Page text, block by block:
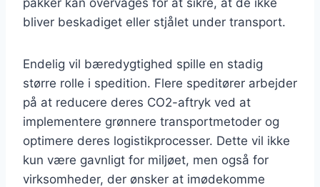
bliver beskadiget eller stjålet under transport.
Endelig vil bæredygtighed spille en stadig
større rolle i spedition. Flere speditører arbejder
på at reducere deres CO2-aftryk ved at
implementere grønnere transportmetoder og
optimere deres logistikprocesser. Dette vil ikke
kun være gavnligt for miljøet, men også for
virksomheder, der ønsker at imødekomme